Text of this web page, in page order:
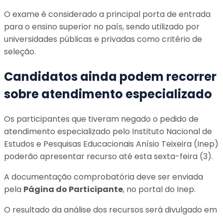
O exame é considerado a principal porta de entrada
para o ensino superior no país, sendo utilizado por
universidades públicas e privadas como critério de
seleção.
Candidatos ainda podem recorrer
sobre atendimento especializado
Os participantes que tiveram negado o pedido de
atendimento especializado pelo Instituto Nacional de
Estudos e Pesquisas Educacionais Anísio Teixeira (Inep)
poderão apresentar recurso até esta sexta-feira (3).
A documentação comprobatória deve ser enviada
pela Página do Participante, no portal do Inep.
O resultado da análise dos recursos será divulgado em